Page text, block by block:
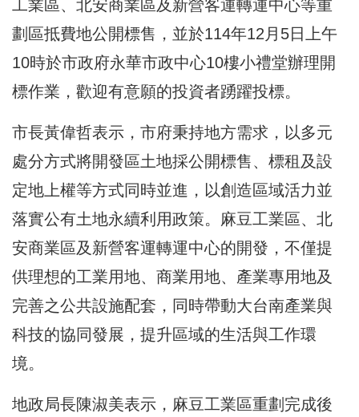
工業區、北安商業區及新營客運轉運中心等重
劃區抵費地公開標售，並於114年12月5日上午
10時於市政府永華市政中心10樓小禮堂辦理開
標作業，歡迎有意願的投資者踴躍投標。
市長黃偉哲表示，市府秉持地方需求，以多元
處分方式將開發區土地採公開標售、標租及設
定地上權等方式同時並進，以創造區域活力並
落實公有土地永續利用政策。麻豆工業區、北
安商業區及新營客運轉運中心的開發，不僅提
供理想的工業用地、商業用地、產業專用地及
完善之公共設施配套，同時帶動大台南產業與
科技的協同發展，提升區域的生活與工作環
境。
地政局長陳淑美表示，麻豆工業區重劃完成後